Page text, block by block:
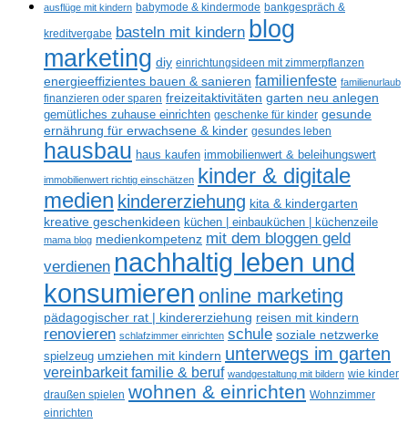
ausflüge mit kindern babymode & kindermode bankgespräch &
kreditvergabe basteln mit kindern blog
marketing diy einrichtungsideen mit zimmerpflanzen
energieeffizientes bauen & sanieren familienfeste familienurlaub
finanzieren oder sparen freizeitaktivitäten garten neu anlegen
gemütliches zuhause einrichten geschenke für kinder gesunde
ernährung für erwachsene & kinder gesundes leben
hausbau haus kaufen immobilienwert & beleihungswert
immobilienwert richtig einschätzen kinder & digitale
medien kindererziehung kita & kindergarten
kreative geschenkideen küchen | einbauküchen | küchenzeile
mama blog medienkompetenz mit dem bloggen geld
verdienen nachhaltig leben und
konsumieren online marketing
pädagogischer rat | kindererziehung reisen mit kindern
renovieren schlafzimmer einrichten schule soziale netzwerke
spielzeug umziehen mit kindern unterwegs im garten
vereinbarkeit familie & beruf wandgestaltung mit bildern wie kinder
draußen spielen wohnen & einrichten Wohnzimmer
einrichten